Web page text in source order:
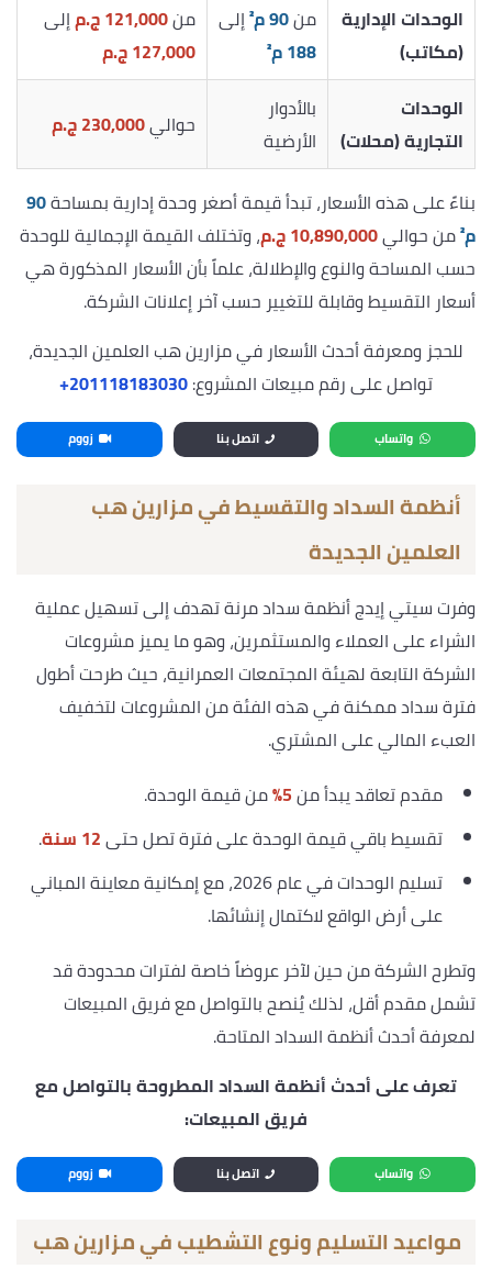
الوحدات الإدارية
(مكاتب)
من90 م²
إلى
188 م²
من121,000 ج.م
إلى
127,000 ج.م
الوحدات
التجارية (محلات)
بالأدوار
الأرضية
حوالي230,000 ج.م
بناءً على هذه الأسعار، تبدأ قيمة أصغر وحدة إدارية بمساحة90
م² من حوالي10,890,000 ج.م
، وتختلف القيمة الإجمالية للوحدة
حسب المساحة والنوع والإطلالة، علماً بأن الأسعار المذكورة هي
أسعار التقسيط وقابلة للتغيير حسب آخر إعلانات الشركة.
للحجز ومعرفة أحدث الأسعار في مزارين هب العلمين الجديدة،
تواصل على رقم مبيعات المشروع:‎+201118183030
واتساب اتصل بنا زووم
أنظمة السداد والتقسيط في مزارين هب
العلمين الجديدة
وفرت سيتي إيدج أنظمة سداد مرنة تهدف إلى تسهيل عملية
الشراء على العملاء والمستثمرين، وهو ما يميز مشروعات
الشركة التابعة لهيئة المجتمعات العمرانية، حيث طرحت أطول
فترة سداد ممكنة في هذه الفئة من المشروعات لتخفيف
العبء المالي على المشتري.
مقدم تعاقد يبدأ من5% من قيمة الوحدة.
تقسيط باقي قيمة الوحدة على فترة تصل حتى12 سنة
.
تسليم الوحدات في عام 2026، مع إمكانية معاينة المباني
على أرض الواقع لاكتمال إنشائها.
وتطرح الشركة من حين لآخر عروضاً خاصة لفترات محدودة قد
تشمل مقدم أقل، لذلك يُنصح بالتواصل مع فريق المبيعات
لمعرفة أحدث أنظمة السداد المتاحة.
تعرف على أحدث أنظمة السداد المطروحة بالتواصل مع
فريق المبيعات:
واتساب اتصل بنا زووم
مواعيد التسليم ونوع التشطيب في مزارين هب